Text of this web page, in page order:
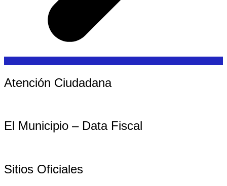
Atención Ciudadana
El Municipio – Data Fiscal
Sitios Oficiales